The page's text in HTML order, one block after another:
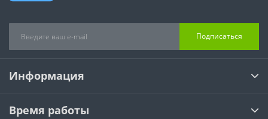
Подписаться
Информация
Время работы